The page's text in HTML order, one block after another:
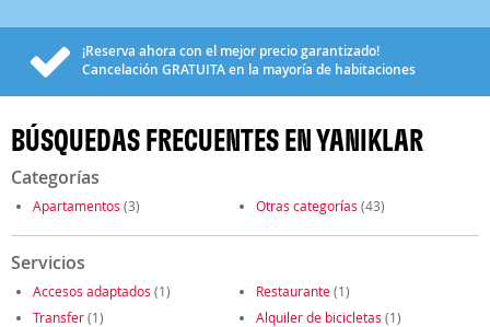
¡Reserva ahora con el mejor precio garantizado!
Cancelación GRATUITAen la mayoría de habitaciones
BÚSQUEDAS FRECUENTES EN YANIKLAR
Categorías
Apartamentos (3) Otras categorías (43)
Servicios
Accesos adaptados (1) Restaurante(1)
Transfer(1) Alquiler de bicicletas (1)